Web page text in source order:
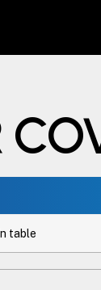
table